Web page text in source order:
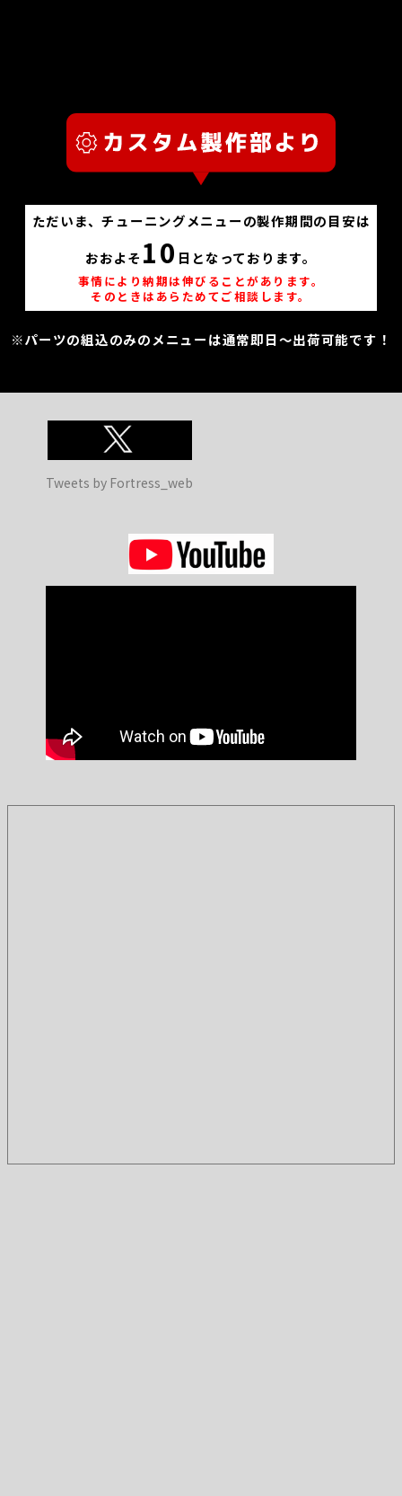
ただいま、チューニングメニューの製作期間の目安は
おおよそ 10 日となっております。
事情により納期は伸びることがあります。
そのときはあらためてご相談します。
※パーツの組込のみのメニューは通常即日～出荷可能です！
Tweets by Fortress_web